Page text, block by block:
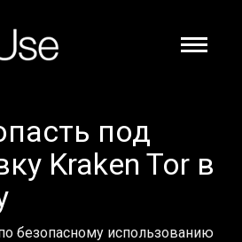
под
Kraken Tor в
безопасному использованию